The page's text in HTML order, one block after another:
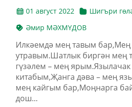
01 август 2022
Шигъри
Әмир МӘХМҮДОВ
Илкәемдә мең тавым бар,Мең
утравым.Шатлык биргән мең
гүзәлем – мең
китабым,Җанга дәва – мең
мең кайгым бар,Моңнарга
дош...